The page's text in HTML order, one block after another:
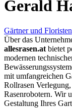
Gerald
Gärtner und Floristen
Über das
allesrasen.at bietet
modernen
mit umfangreichen
Rollrasen
Rasenrobotern. Wir
Gestaltung Ihres